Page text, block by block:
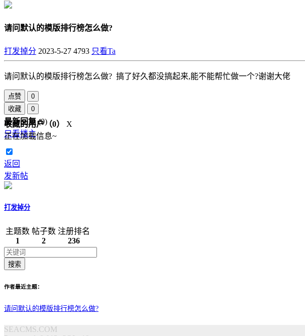
请问默认的模版排行榜怎么做?
打发掉分 2023-5-27 4793 只看Ta
请问默认的模版排行榜怎么做? 搞了好久都没搞起来,能不能帮忙做一个?谢谢大佬
点赞
0
收藏
0
收藏的用户（0）
X
正在加载信息~
最新回复(0)
只看楼主
返回
发新帖
打发掉分
主题数
1
帖子数
2
注册排名
236
搜索
作者最近主题：
请问默认的模版排行榜怎么做?
SEACMS.COM